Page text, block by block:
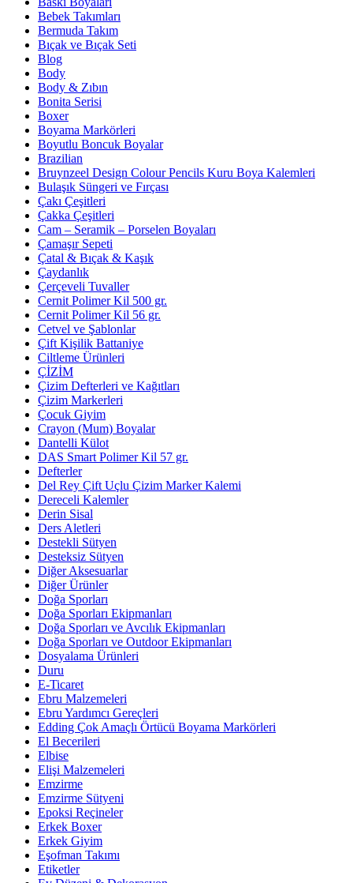
Bebek Takımları
Bermuda Takım
Bıçak ve Bıçak Seti
Blog
Body
Body & Zıbın
Bonita Serisi
Boxer
Boyama Markörleri
Boyutlu Boncuk Boyalar
Brazilian
Bruynzeel Design Colour Pencils Kuru Boya Kalemleri
Bulaşık Süngeri ve Fırçası
Çakı Çeşitleri
Çakka Çeşitleri
Cam – Seramik – Porselen Boyaları
Çamaşır Sepeti
Çatal & Bıçak & Kaşık
Çaydanlık
Çerçeveli Tuvaller
Cernit Polimer Kil 500 gr.
Cernit Polimer Kil 56 gr.
Cetvel ve Şablonlar
Çift Kişilik Battaniye
Ciltleme Ürünleri
ÇİZİM
Çizim Defterleri ve Kağıtları
Çizim Markerleri
Çocuk Giyim
Crayon (Mum) Boyalar
Dantelli Külot
DAS Smart Polimer Kil 57 gr.
Defterler
Del Rey Çift Uçlu Çizim Marker Kalemi
Dereceli Kalemler
Derin Sisal
Ders Aletleri
Destekli Sütyen
Desteksiz Sütyen
Diğer Aksesuarlar
Diğer Ürünler
Doğa Sporları
Doğa Sporları Ekipmanları
Doğa Sporları ve Avcılık Ekipmanları
Doğa Sporları ve Outdoor Ekipmanları
Dosyalama Ürünleri
Duru
E-Ticaret
Ebru Malzemeleri
Ebru Yardımcı Gereçleri
Edding Çok Amaçlı Örtücü Boyama Markörleri
El Becerileri
Elbise
Elişi Malzemeleri
Emzirme
Emzirme Sütyeni
Epoksi Reçineler
Erkek Boxer
Erkek Giyim
Eşofman Takımı
Etiketler